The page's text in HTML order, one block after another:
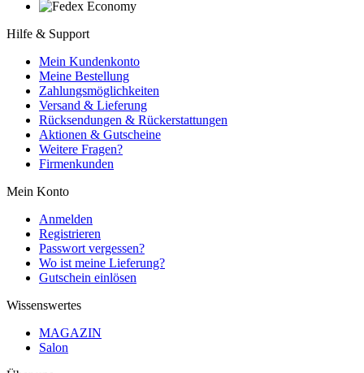
Hilfe & Support
Mein Kundenkonto
Meine Bestellung
Zahlungsmöglichkeiten
Versand & Lieferung
Rücksendungen & Rückerstattungen
Aktionen & Gutscheine
Weitere Fragen?
Firmenkunden
Mein Konto
Anmelden
Registrieren
Passwort vergessen?
Wo ist meine Lieferung?
Gutschein einlösen
Wissenswertes
MAGAZIN
Salon